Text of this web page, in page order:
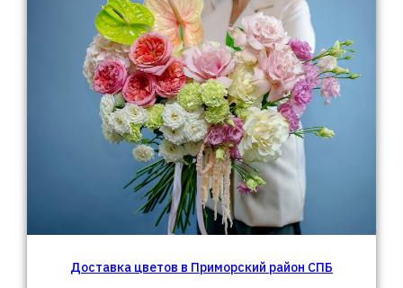
Доставка цветов в Приморский район СПБ